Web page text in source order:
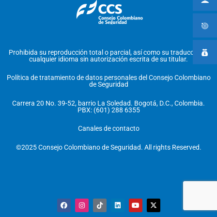
Prohibida su reproducción total o parcial, así como su traducción a
cualquier idioma sin autorización escrita de su titular.
Política de tratamiento de datos personales del Consejo Colombiano
de Seguridad
Carrera 20 No. 39-52, barrio La Soledad. Bogotá, D.C., Colombia.
PBX: (601) 288 6355
Canales de contacto
©2025 Consejo Colombiano de Seguridad. All rights Reserved.
F
a
c
I
n
s
T
i
k
L
i
Y
o
u
X
-
t